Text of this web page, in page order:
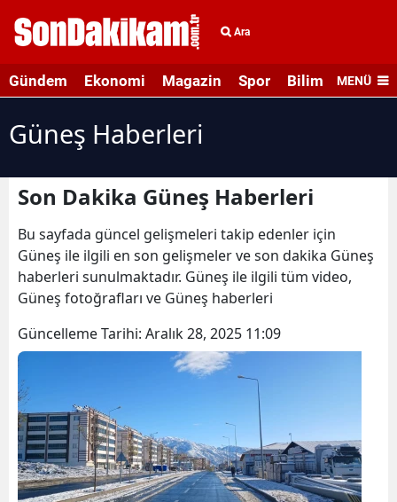
Ara
Gündem Ekonomi Magazin Spor Bilim veMENÜ
Güneş Haberleri
Son Dakika Güneş Haberleri
Bu sayfada güncel gelişmeleri takip edenler için
Güneş ile ilgili en son gelişmeler ve son dakika Güneş
haberleri sunulmaktadır. Güneş ile ilgili tüm video,
Güneş fotoğrafları ve Güneş haberleri
Güncelleme Tarihi: Aralık 28, 2025 11:09